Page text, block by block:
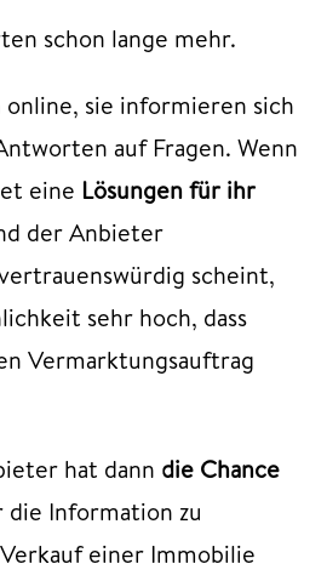
schon lange mehr.
sie informieren sich
auf Fragen. Wenn
eine Lösungen für ihr
der Anbieter
scheint,
sehr hoch, dass
Vermarktungsauftrag
hat dann die Chance
die Information zu
einer Immobilie